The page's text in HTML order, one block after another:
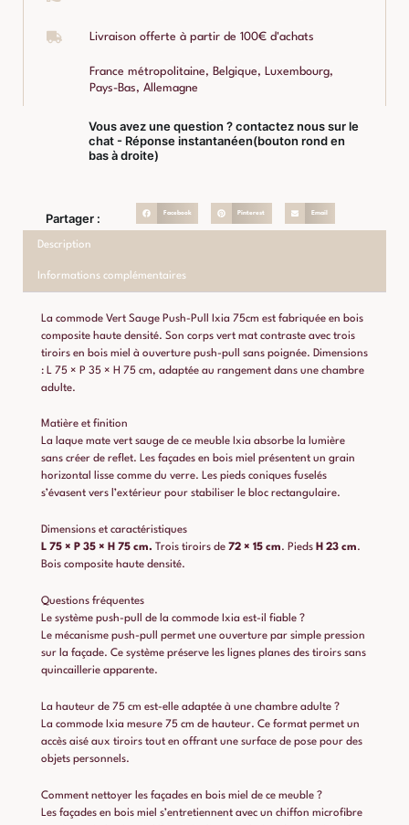
Livraison offerte à partir de 100€ d'achats
France métropolitaine, Belgique, Luxembourg,
Pays-Bas, Allemagne
Vous avez une question ? contactez nous sur le
chat - Réponse instantanéen(bouton rond en
bas à droite)
Partager : Facebook Pinterest Email
Description
Informations complémentaires
La commode Vert Sauge Push-Pull Ixia 75cm est fabriquée en bois
composite haute densité. Son corps vert mat contraste avec trois
tiroirs en bois miel à ouverture push-pull sans poignée. Dimensions
: L 75 × P 35 × H 75 cm, adaptée au rangement dans une chambre
adulte.
Matière et finition
La laque mate vert sauge de ce meuble Ixia absorbe la lumière
sans créer de reflet. Les façades en bois miel présentent un grain
horizontal lisse comme du verre. Les pieds coniques fuselés
s’évasent vers l’extérieur pour stabiliser le bloc rectangulaire.
Dimensions et caractéristiques
L 75 × P 35 × H 75 cm. Trois tiroirs de 72 × 15 cm. Pieds H 23 cm.
Bois composite haute densité.
Questions fréquentes
Le système push-pull de la commode Ixia est-il fiable ?
Le mécanisme push-pull permet une ouverture par simple pression
sur la façade. Ce système préserve les lignes planes des tiroirs sans
quincaillerie apparente.
La hauteur de 75 cm est-elle adaptée à une chambre adulte ?
La commode Ixia mesure 75 cm de hauteur. Ce format permet un
accès aisé aux tiroirs tout en offrant une surface de pose pour des
objets personnels.
Comment nettoyer les façades en bois miel de ce meuble ?
Les façades en bois miel s’entretiennent avec un chiffon microfibre